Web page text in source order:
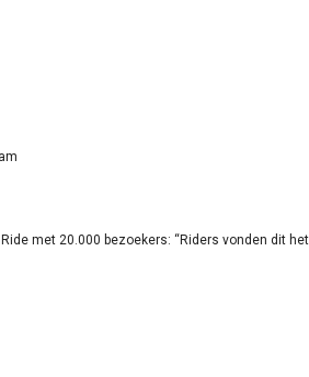
met 20.000 bezoekers: “Riders vonden dit